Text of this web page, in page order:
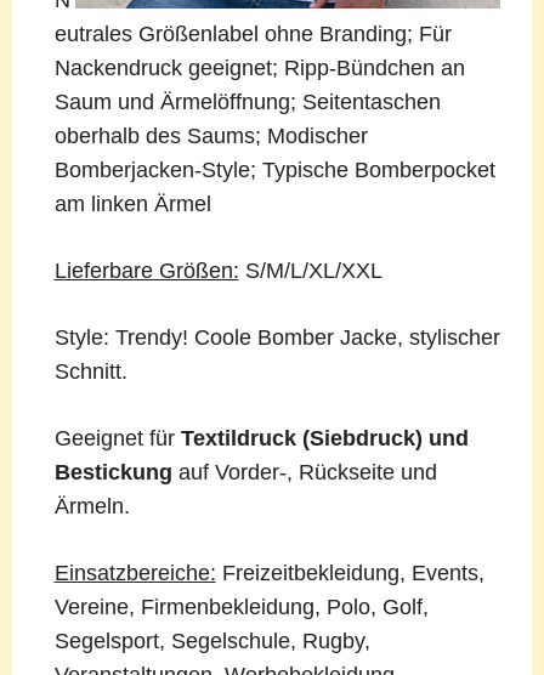
eutrales Größenlabel ohne Branding; Für
Nackendruck geeignet; Ripp-Bündchen an
Saum und Ärmelöffnung; Seitentaschen
oberhalb des Saums; Modischer
Bomberjacken-Style; Typische Bomberpocket
am linken Ärmel
Lieferbare Größen: S/M/L/XL/XXL
Style: Trendy! Coole Bomber Jacke, stylischer
Schnitt.
Geeignet für Textildruck (Siebdruck) und
Bestickung auf Vorder-, Rückseite und
Ärmeln.
Einsatzbereiche: Freizeitbekleidung, Events,
Vereine, Firmenbekleidung, Polo, Golf,
Segelsport, Segelschule, Rugby,